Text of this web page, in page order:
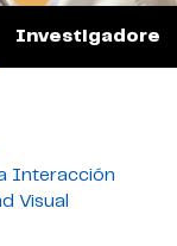
Investigadores
Interacción
Visual